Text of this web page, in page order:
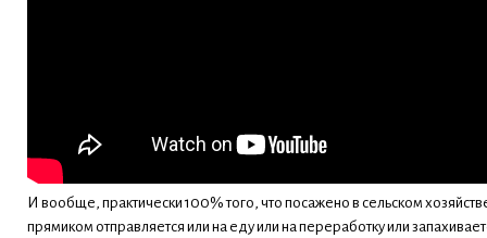
И вообще, практически 100% того, что посажено в сельском
прямиком отправляется или на еду или на переработку или